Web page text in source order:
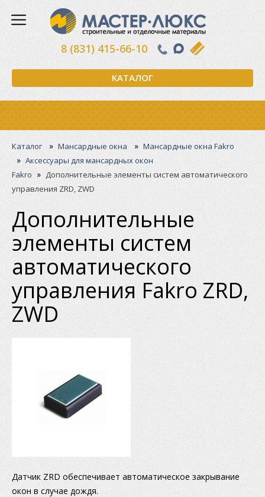
КАТАЛОГ
8 (831) 415-66-10
Каталог» Мансардные окна » Мансардные окна Fakro
» Аксессуары для мансардных окон
Fakro » Дополнительные элементы систем автоматического
управления ZRD, ZWD
Дополнительные
элементы систем
автоматического
управления Fakro ZRD,
ZWD
Датчик ZRD обеспечивает автоматическое закрывание
окон в случае дождя.